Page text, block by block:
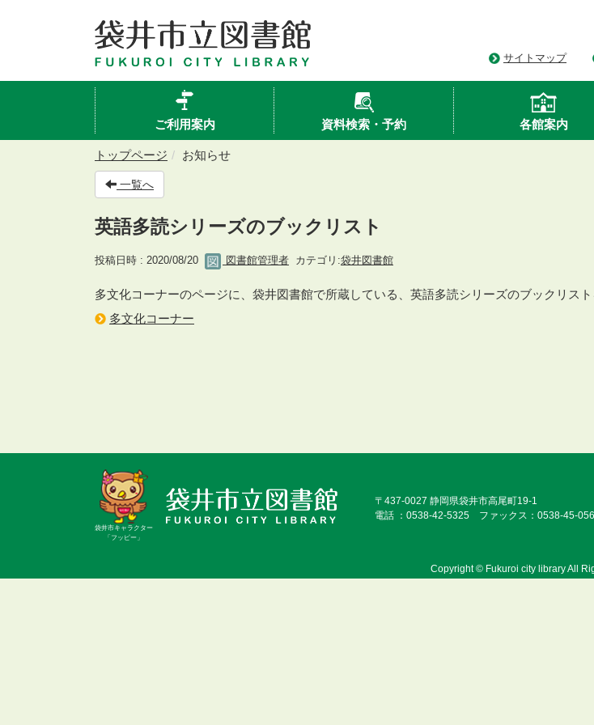
サイトマップ
ご利用案内 資料検索・予約 各館案内
トップページ お知らせ
一覧へ
英語多読シリーズのブックリスト
投稿日時 : 2020/08/20 図書館管理者 カテゴリ:袋井図書館
多文化コーナーのページに、袋井図書館で所蔵している、英語多読シリーズのブックリスト
多文化コーナー
袋井市キャラクター
「フッピー」
〒437-0027 静岡県袋井市高尾町19-1
電話 ：0538-42-5325 ファックス：0538-45-
Copyright © Fukuroi city library All